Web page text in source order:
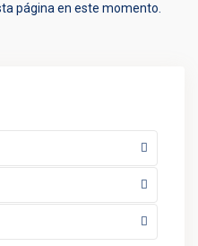
página en este momento.